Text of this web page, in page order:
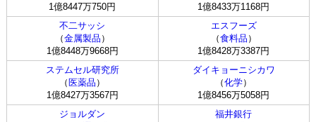
1億8447万750円
1億8433万1168円
不二サッシ
（金属製品 ）
1億8448万9668円
エスフーズ
（食料品 ）
1億8428万3387円
ステムセル研究所
（ 医薬品 ）
1億8427万3567円
ダイキョーニシカワ
（化学）
1億8456万5058円
ジョルダン
福井銀行